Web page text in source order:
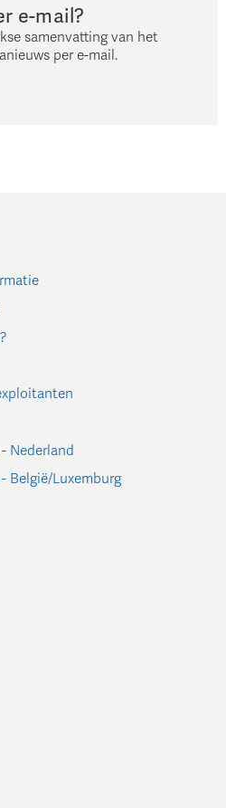
e-mail?
samenvatting van het
per e-mail.
Nederland
België/Luxemburg